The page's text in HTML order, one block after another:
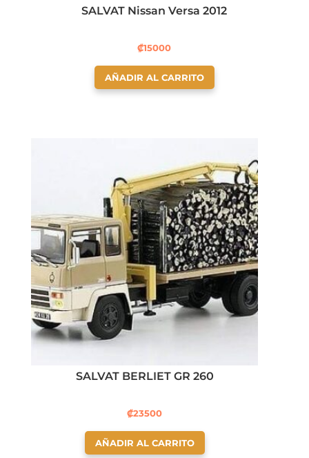
SALVAT Nissan Versa 2012
₡15000
AÑADIR AL CARRITO
SALVAT BERLIET GR 260
₡23500
AÑADIR AL CARRITO